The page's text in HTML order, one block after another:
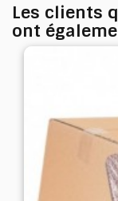
Les clients
ont